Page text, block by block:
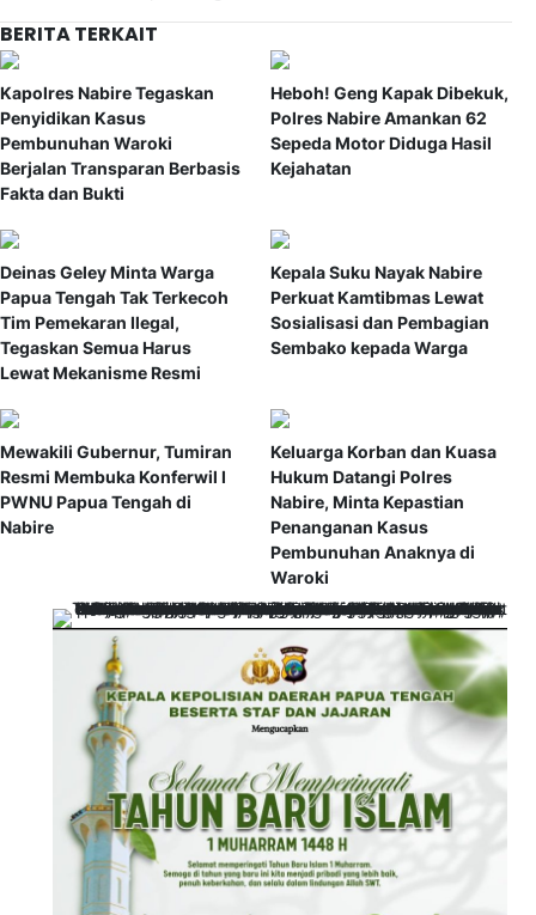
BERITA TERKAIT
Kapolres Nabire Tegaskan
Penyidikan Kasus
Pembunuhan Waroki
Berjalan Transparan Berbasis
Fakta dan Bukti
Heboh! Geng Kapak Dibekuk,
Polres Nabire Amankan 62
Sepeda Motor Diduga Hasil
Kejahatan
Deinas Geley Minta Warga
Papua Tengah Tak Terkecoh
Tim Pemekaran Ilegal,
Tegaskan Semua Harus
Lewat Mekanisme Resmi
Kepala Suku Nayak Nabire
Perkuat Kamtibmas Lewat
Sosialisasi dan Pembagian
Sembako kepada Warga
Mewakili Gubernur, Tumiran
Resmi Membuka Konferwil I
PWNU Papua Tengah di
Nabire
Keluarga Korban dan Kuasa
Hukum Datangi Polres
Nabire, Minta Kepastian
Penanganan Kasus
Pembunuhan Anaknya di
Waroki